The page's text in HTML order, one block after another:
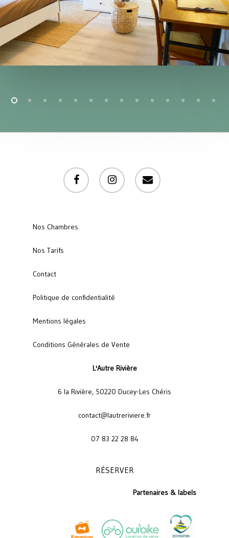
facebook instagram email
Nos Chambres
Nos Tarifs
Contact
Politique de confidentialité
Mentions légales
Conditions Générales de Vente
L'Autre Rivière
6 la Rivière, 50220 Ducey-Les Chéris
contact@lautreriviere.fr
07 83 22 28 84
RÉSERVER
Partenaires & labels